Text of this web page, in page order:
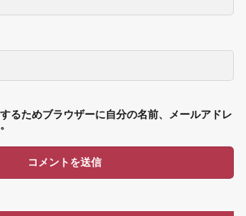
るためブラウザーに自分の名前、メールアドレ